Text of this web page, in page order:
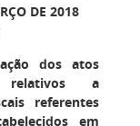
DE 2018
dos atos
relativos a
referentes
em